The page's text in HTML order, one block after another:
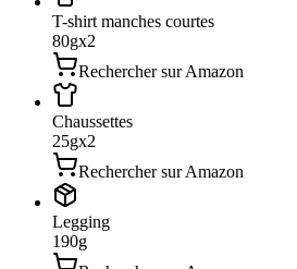
T-shirt manches courtes
80gx2
Rechercher sur Amazon
Chaussettes
25gx2
Rechercher sur Amazon
Legging
190g